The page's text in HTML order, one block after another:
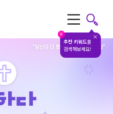
#
추천 키워드를
검색해보세요!